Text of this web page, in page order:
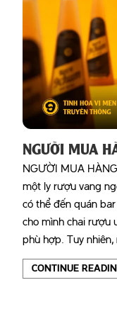
NGƯỜI MUA
NGƯỜI MUA
một ly rượu vang
có thể đến quán
cho mình chai rượu
phù hợp. Tuy nhiên,
CONTINUE